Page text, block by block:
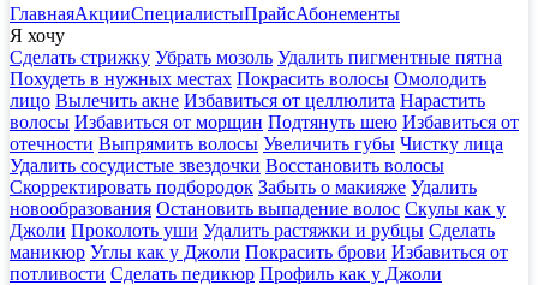
ГлавнаяАкцииСпециалистыПрайсАбонементы
Я хочу
Сделать стрижку Убрать мозоль Удалить пигментные пятна
Похудеть в нужных местах Покрасить волосы Омолодить
лицо Вылечить акне Избавиться от целлюлита Нарастить
волосы Избавиться от морщин Подтянуть шею Избавиться от
отечности Выпрямить волосы Увеличить губы Чистку лица
Удалить сосудистые звездочки Восстановить волосы
Скорректировать подбородок Забыть о макияже Удалить
новообразования Остановить выпадение волос Скулы как у
Джоли Проколоть уши Удалить растяжки и рубцы Сделать
маникюр Углы как у Джоли Покрасить брови Избавиться от
потливости Сделать педикюр Профиль как у Джоли